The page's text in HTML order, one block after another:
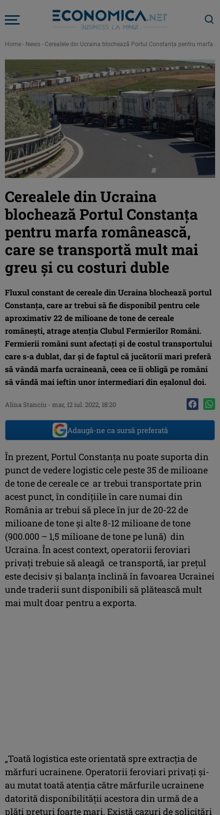
Home - News - Cerealele din Ucraina blochează Portul Constanța pentru marfa
Cerealele din Ucraina
blochează Portul Constanța
pentru marfa românească,
care se transportă mult mai
greu și cu costuri duble
Fluxul constant de cereale din Ucraina blochează portul
Constanța, care ar trebui să fie disponibil pentru cele
aproximativ 22 de milioane de tone de cereale
românești, atrage atenția Clubul Fermierilor Români.
Fermierii români sunt afectați și de costul transportului
care s-a dublat, dar și de faptul că jucătorii mari preferă
să vândă marfa ucraineană, ceea ce îi obligă pe români
să vândă mai ieftin unor intermediari din eșalonul doi.
Alina Stanciu - mar, 12 iul. 2022, 18:20
Adaugă-ne ca sursă preferată
În prezent, Portul Constanța nu poate suporta din
punct de vedere logistic cele peste 35 de milioane
de tone de cereale ce ar trebui transportate prin
acest punct, în condițiile în care numai din
România ar trebui să plece în jur de 20-22 de
milioane de tone și alte 8-12 milioane de tone
(900.000 – 1,5 milioane de tone pe lună) din
Ucraina. În acest context, operatorii feroviari
privați trebuie să aleagă ce transportă, iar prețul
este decisiv și balanța înclină în favoarea Ucrainei
unde traderii sunt disponibili să plătească mult
mai mult doar pentru a exporta.
„Toată logistica este orientată spre extracția de
mărfuri ucrainene. Operatorii feroviari privați și-
au mutat toată atenția către mărfurile ucrainene
datorită disponibilității acestora din urmă de a
plăti prețuri foarte mari. Există cazuri de solicitări